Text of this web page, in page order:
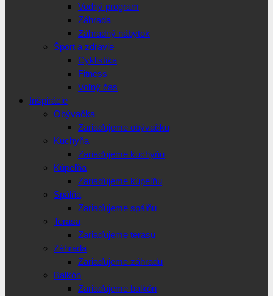
Vodný program
Záhrada
Záhradný nábytok
Šport a zdravie
Cyklistika
Fitness
Voľný čas
Inšpirácie
Obývačka
Zariaďujeme obývačku
Kuchyňa
Zariaďujeme kuchyňu
Kúpeľňa
Zariaďujeme kúpeľňu
Spálňa
Zariaďujeme spálňu
Terasa
Zariaďujeme terasu
Záhrada
Zariaďujeme záhradu
Balkón
Zariaďujeme balkón